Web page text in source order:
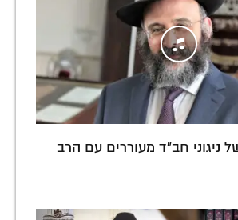
ניגוני חב"ד מעוררים עם הרב